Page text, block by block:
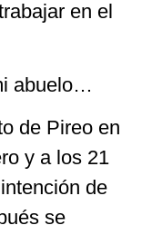
en el
abuelo…
de Pireo en
y a los 21
de
se